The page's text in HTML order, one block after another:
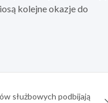
kolejne okazje do
służbowych podbijają